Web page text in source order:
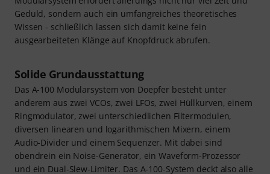
Geduld, sondern auch ein umfangreiches theoretisches
Wissen - schließlich lassen sich damit keine fein
ausgearbeiteten Klänge auf Knopfdruck abrufen.
Solide Grundausstattung
Das A-100 Modularsystem von Doepfer besteht unter
anderem aus zwei VCOs, zwei LFOs, zwei Hüllkurven, einem
Ringmodulator, zwei unterschiedlichen Filtermodulen,
diversen linearen und logarithmischen Mixern, einem
Audio-Divider und einem Sequenzer. Mit dabei sind
obendrein ein Noise-Generator, ein Waveform-Prozessor
und ein Dual-Slew-Limiter. Das A-100-System deckt also alle